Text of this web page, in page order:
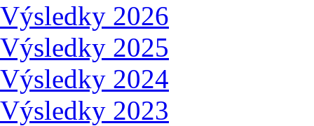
Výsledky 2026
Výsledky 2025
Výsledky 2024
Výsledky 2023